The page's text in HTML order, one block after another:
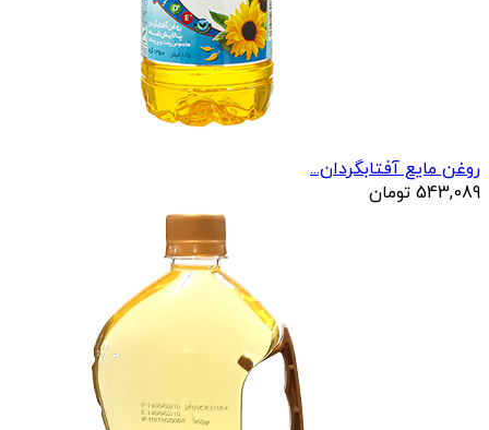
روغن مایع آفتابگردان...
543,089 تومان